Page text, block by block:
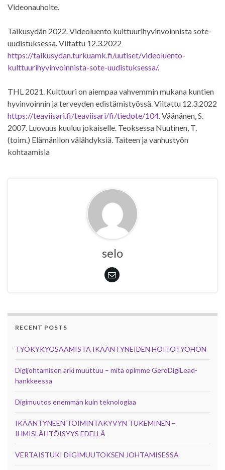
Videonauhoite.
Taikusydän 2022. Videoluento kulttuurihyvinvoinnista sote-
uudistuksessa. Viitattu 12.3.2022
https://taikusydan.turkuamk.fi/uutiset/videoluento-
kulttuurihyvinvoinnista-sote-uudistuksessa/.
THL 2021. Kulttuuri on aiempaa vahvemmin mukana kuntien
hyvinvoinnin ja terveyden edistämistyössä. Viitattu 12.3.2022
https://teaviisari.fi/teaviisari/fi/tiedote/104 Väänänen, S.
2007. Luovuus kuuluu jokaiselle. Teoksessa Nuutinen, T.
(toim.) Elämänilon välähdyksiä. Taiteen ja vanhustyön
kohtaamisia
selo
RECENT POSTS
TYÖKYKYOSAAMISTA IKÄÄNTYNEIDEN HOITOTYÖHÖN
Digijohtamisen arki muuttuu – mitä opimme GeroDigiLead-
hankkeessa
Digimuutos enemmän kuin teknologiaa
IKÄÄNTYNEEN TOIMINTAKYVYN TUKEMINEN –
IHMISLÄHTÖISYYS EDELLÄ
VERTAISTUKI DIGIMUUTOKSEN JOHTAMISESSA